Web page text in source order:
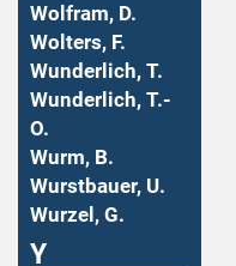
Wolfram, D.
Wolters, F.
Wunderlich, T.
Wunderlich, T.-
O.
Wurm, B.
Wurstbauer, U.
Wurzel, G.
Y